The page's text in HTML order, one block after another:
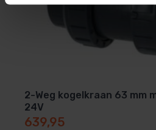
2-Weg kogelkraan 63 mm
24V
639,95